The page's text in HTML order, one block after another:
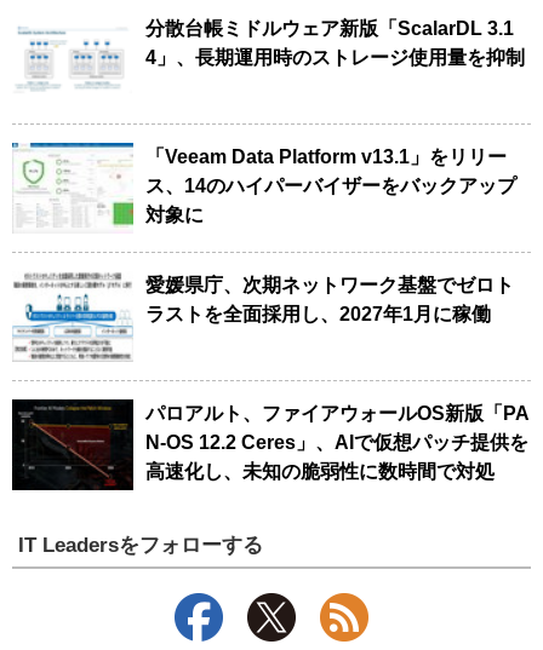
分散台帳ミドルウェア新版「ScalarDL 3.1
4」、長期運用時のストレージ使用量を抑制
「Veeam Data Platform v13.1」をリリー
ス、14のハイパーバイザーをバックアップ
対象に
愛媛県庁、次期ネットワーク基盤でゼロト
ラストを全面採用し、2027年1月に稼働
パロアルト、ファイアウォールOS新版「PA
N-OS 12.2 Ceres」、AIで仮想パッチ提供を
高速化し、未知の脆弱性に数時間で対処
IT Leadersをフォローする